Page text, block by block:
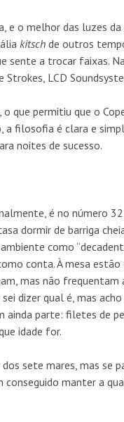
e o melhor das luzes
kitsch de outros
sente a trocar faixas.
LCD
, o que permitiu que o
filosofia é clara e
noites de sucesso.
é no número
dormir de barriga
como
conta. À mesa
mas não
dizer qual é, mas
ainda parte: filetes de
idade for.
sete mares, mas se
manter a